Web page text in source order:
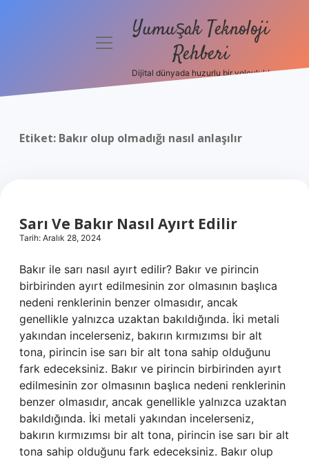
Politikası
menüyüYumuşak Teknoloji
Rehberi
Dijital dünyada huzurlu bir yolculuk!
Etiket: Bakır olup olmadığı nasıl anlaşılır
Sarı Ve Bakır Nasıl Ayırt Edilir
Tarih: Aralık 28, 2024
Bakır ile sarı nasıl ayırt edilir? Bakır ve pirincin
birbirinden ayırt edilmesinin zor olmasının başlıca
nedeni renklerinin benzer olmasıdır, ancak
genellikle yalnızca uzaktan bakıldığında. İki metali
yakından incelerseniz, bakırın kırmızımsı bir alt
tona, pirincin ise sarı bir alt tona sahip olduğunu
fark edeceksiniz. Bakır ve pirincin birbirinden ayırt
edilmesinin zor olmasının başlıca nedeni renklerinin
benzer olmasıdır, ancak genellikle yalnızca uzaktan
bakıldığında. İki metali yakından incelerseniz,
bakırın kırmızımsı bir alt tona, pirincin ise sarı bir alt
tona sahip olduğunu fark edeceksiniz. Bakır olup